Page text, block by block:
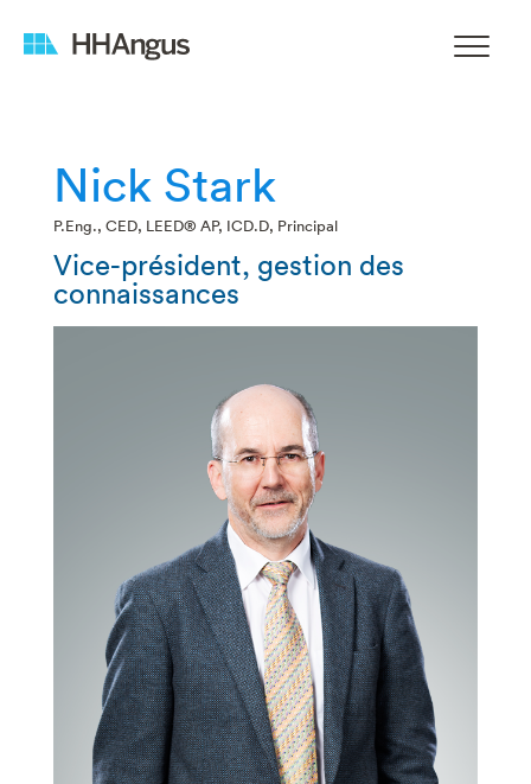
Nick Stark
P.Eng., CED, LEED® AP, ICD.D, Principal
Vice-président, gestion des
connaissances